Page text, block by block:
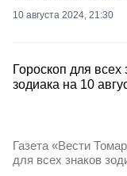
10 августа 2024, 21:30
Гороскоп для всех
зодиака на 10
Газета «Вести
для всех знаков